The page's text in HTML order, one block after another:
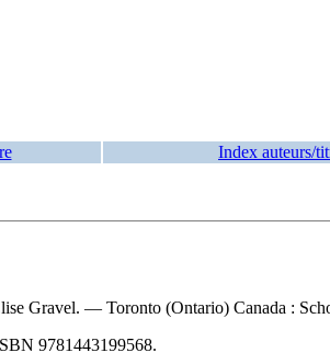
Index auteurs/
Gravel. — Toronto (Ontario) Canada :
9781443199568.